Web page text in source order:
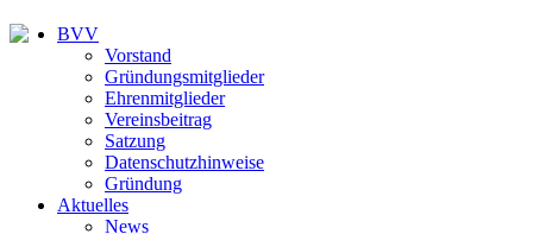
BVV
Vorstand
Gründungsmitglieder
Ehrenmitglieder
Vereinsbeitrag
Satzung
Datenschutzhinweise
Gründung
Aktuelles
News